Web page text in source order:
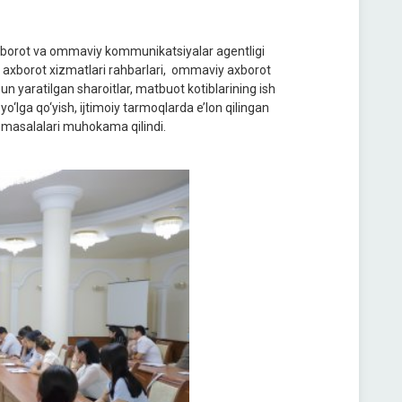
va ommaviy kommunikatsiyalar agentligi
xizmatlari rahbarlari, ommaviy axborot
yaratilgan sharoitlar, matbuot kotiblarining ish
qo‘yish, ijtimoiy tarmoqlarda e’lon qilingan
muhokama qilindi.